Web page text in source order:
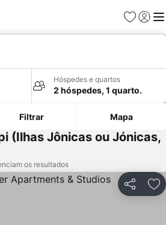
Favoritos
Iniciar
Hóspedes e quartos
2 hóspedes, 1 quarto.
Filtrar Mapa
(Ilhas Jônicas ou Jónicas,
os resultados
Partilhar